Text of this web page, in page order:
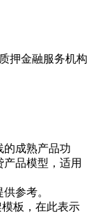
押金融服务机构
的成熟产品功
品模型，适用
参考。
模板，在此表示